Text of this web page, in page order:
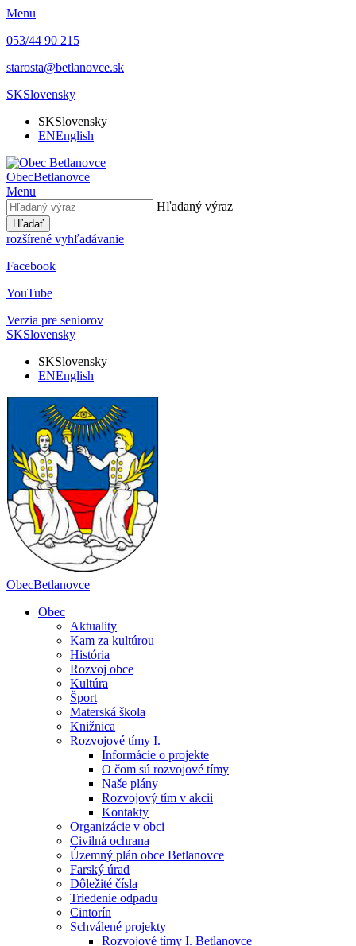
Menu
053/44 90 215
starosta@betlanovce.sk
SKSlovensky
SKSlovensky
ENEnglish
ObecBetlanovce
Menu
Hľadaný výraz
Hľadať
rozšírené vyhľadávanie
Facebook
YouTube
Verzia pre seniorov
SKSlovensky
SKSlovensky
ENEnglish
ObecBetlanovce
Obec
Aktuality
Kam za kultúrou
História
Rozvoj obce
Kultúra
Šport
Materská škola
Knižnica
Rozvojové tímy I.
Informácie o projekte
O čom sú rozvojové tímy
Naše plány
Rozvojový tím v akcii
Kontakty
Organizácie v obci
Civilná ochrana
Územný plán obce Betlanovce
Farský úrad
Dôležité čísla
Triedenie odpadu
Cintorín
Schválené projekty
Rozvojové tímy I. Betlanovce